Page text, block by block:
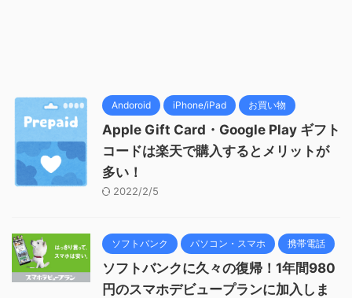
Andoroid iPhone/iPad お買い物
Apple Gift Card・Google Play ギフト
コードは楽天で購入するとメリットが
多い！
2022/2/5
ソフトバンク パソコン・スマホ 携帯電話
ソフトバンクに久々の復帰！1年間980
円のスマホデビュープランに加入しま